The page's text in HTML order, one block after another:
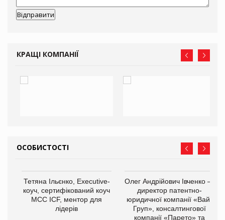
КРАЩІ КОМПАНІЇ
ОСОБИСТОСТІ
Тетяна Ільєнко, Executive-
коуч, сертифікований коуч
МСС ICF, ментор для
лідерів
Олег Андрійович Івченко —
директор патентно-
юридичної компанії «Вайз
Груп», консалтингової
компанії «Парето» та